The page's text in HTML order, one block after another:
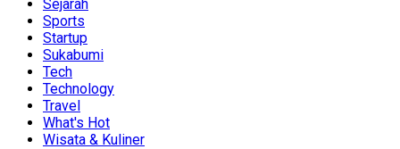
Sejarah
Sports
Startup
Sukabumi
Tech
Technology
Travel
What's Hot
Wisata & Kuliner